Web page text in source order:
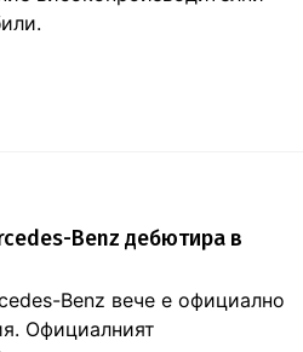
Benz дебютира в
Benz вече е официално
Официалният